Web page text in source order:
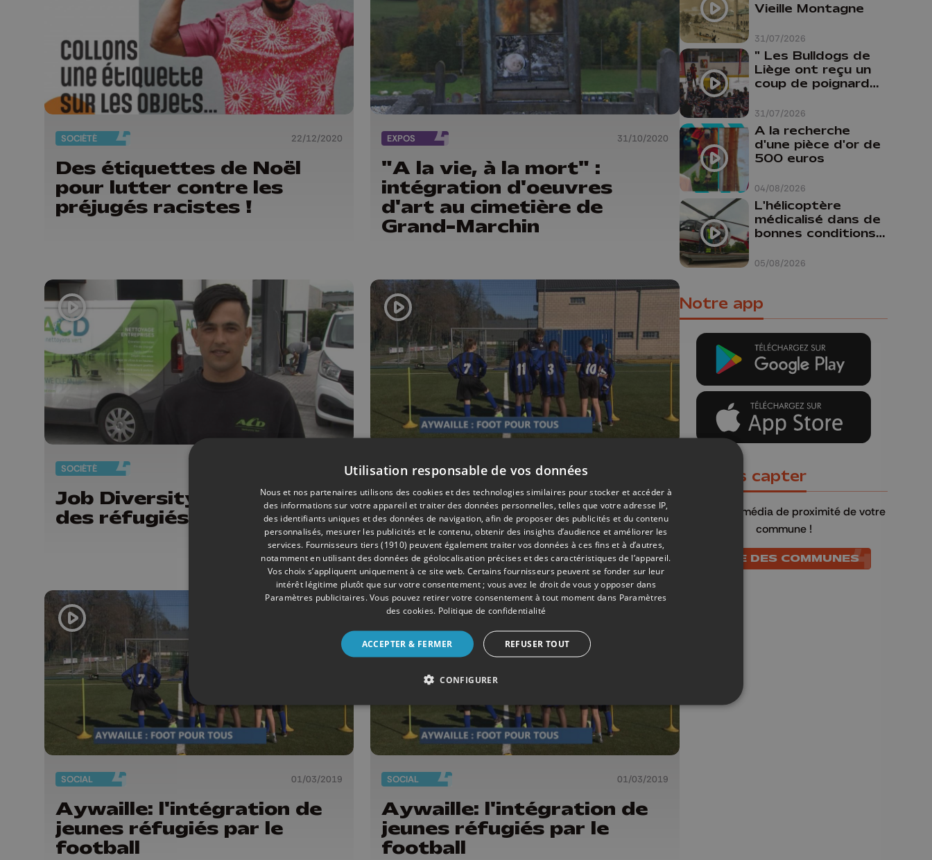
SOCIÉTÉ 22/12/2020
Des étiquettes de Noël
pour lutter contre les
préjugés racistes !
EXPOS 31/10/2020
"A la vie, à la mort" :
intégration d'oeuvres
d'art au cimetière de
Grand-Marchin
SOCIÉTÉ
Job Diversity : l'insertion
des réfugiés par le travail
SOCIAL
Aywaille: l'intégration de
jeunes réfugiés par le
football
SOCIAL 01/03/2019
Aywaille: l'intégration de
jeunes réfugiés par le
football
SOCIAL 01/03/2019
Aywaille: l'intégration de
jeunes réfugiés par le
football
31/07/2026
Vieille Montagne
31/07/2026
" Les Bulldogs de
Liège ont reçu un
coup de poignard
04/08/2026
A la recherche
d'une pièce d'or de
500 euros
05/08/2026
L'hélicoptère
médicalisé dans de
bonnes conditions à
Notre app
Où nous capter
, le média de proximité de votre
commune !
LISTE DES COMMUNES
Utilisation responsable de vos données
Nous et nos partenaires utilisons des cookies et des technologies similaires pour stocker et accéder à
des informations sur votre appareil et traiter des données personnelles, telles que votre adresse IP,
des identifiants uniques et des données de navigation, afin de proposer des publicités et du contenu
personnalisés, mesurer les publicités et le contenu, obtenir des insights d’audience et améliorer les
services. Fournisseurs tiers (1910) peuvent également traiter vos données à ces fins et à d’autres,
notamment en utilisant des données de géolocalisation précises et des caractéristiques de l’appareil.
Vos choix s’appliquent uniquement à ce site web. Certains fournisseurs peuvent se fonder sur leur
intérêt légitime plutôt que sur votre consentement ; vous avez le droit de vous y opposer dans
Paramètres publicitaires. Vous pouvez retirer votre consentement à tout moment dans Paramètres
des cookies. Politique de confidentialité
ACCEPTER & FERMER REFUSER TOUT
CONFIGURER